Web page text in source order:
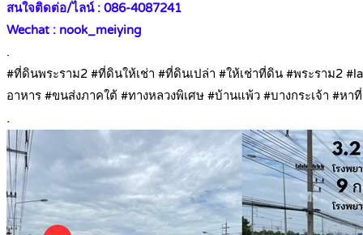
สนใจติดต่อ/ไลน์ : 086-4087241
Wechat : nook_meiying
.
#ที่ดินพระราม2 #ที่ดินให้เช่า #ที่ดินเปล่า #ให้เช่าที่ดิน #พระราม2
อาหาร #ขนส่งภาคใต้ #ทางหลวงพิเศษ #บ้านแพ้ว #บางกระเจ้า #หา
.